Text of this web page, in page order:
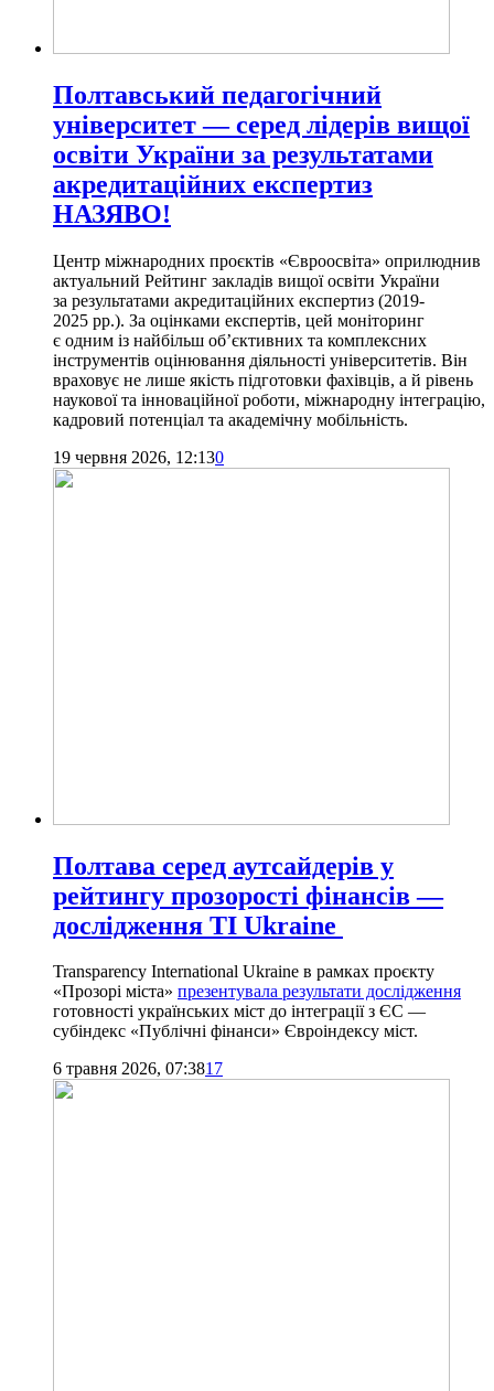
Полтавський педагогічний
університет — серед лідерів вищої
освіти України за результатами
акредитаційних експертиз
НАЗЯВО!
Центр міжнародних проєктів «Євроосвіта» оприлюднив
актуальний Рейтинг закладів вищої освіти України
за результатами акредитаційних експертиз (2019-
2025 рр.). За оцінками експертів, цей моніторинг
є одним із найбільш об’єктивних та комплексних
інструментів оцінювання діяльності університетів. Він
враховує не лише якість підготовки фахівців, а й рівень
наукової та інноваційної роботи, міжнародну інтеграцію,
кадровий потенціал та академічну мобільність.
19 червня 2026, 12:130
Полтава серед аутсайдерів у
рейтингу прозорості фінансів —
дослідження TI Ukraine
Transparency International Ukraine в рамках проєкту
«Прозорі міста» презентувала результати дослідження
готовності українських міст до інтеграції з ЄС —
субіндекс «Публічні фінанси» Євроіндексу міст.
6 травня 2026, 07:3817